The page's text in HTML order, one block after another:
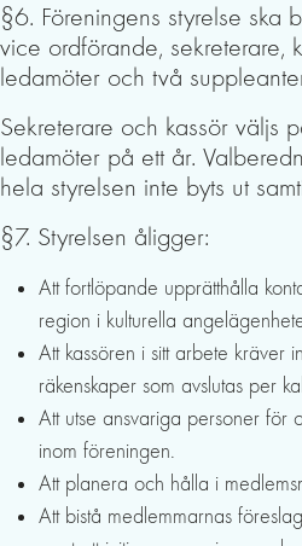
§6. Föreningens styrelse ska
vice ordförande, sekreterare,
ledamöter och två
Sekreterare och kassör väljs
ledamöter på ett år.
hela styrelsen inte byts ut
§7. Styrelsen åligger:
Att fortlöpande upprätthålla
region i kulturella
Att kassören i sitt arbete kräver
räkenskaper som avslutas per
Att utse ansvariga personer för
inom föreningen.
Att planera och hålla i
Att bistå medlemmarnas